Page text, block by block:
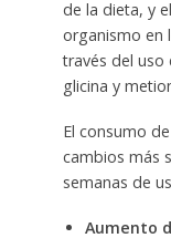
de la dieta, y
organismo en
través del uso
glicina y
El consumo
cambios más
semanas de
Aumento